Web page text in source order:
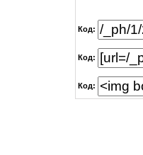
Код:
Код:
Код: